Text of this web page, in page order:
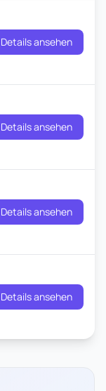
Details ansehen
Details ansehen
Details ansehen
Details ansehen